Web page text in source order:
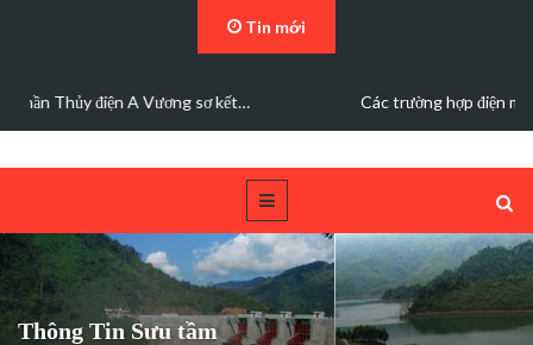
Tin mới
Các trường hợp điện mặt trời mái nhà được bán điện dư
Thông Tin Sưu tầm